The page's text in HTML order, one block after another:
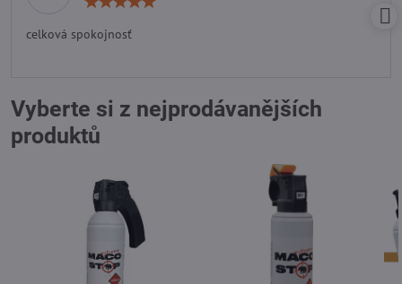
celková spokojnosť
Vyberte si z nejprodávanějších
produktů